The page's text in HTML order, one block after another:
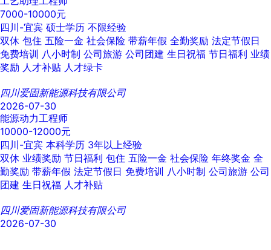
7000-10000元
四川-宜宾 硕士学历 不限经验
双休 包住 五险一金 社会保险 带薪年假 全勤奖励 法定节假日
免费培训 八小时制 公司旅游 公司团建 生日祝福 节日福利 业绩
奖励 人才补贴 人才绿卡
四川爱固新能源科技有限公司
2026-07-30
能源动力工程师
10000-12000元
四川-宜宾 本科学历 3年以上经验
双休 业绩奖励 节日福利 包住 五险一金 社会保险 年终奖金 全
勤奖励 带薪年假 法定节假日 免费培训 八小时制 公司旅游 公司
团建 生日祝福 人才补贴
四川爱固新能源科技有限公司
2026-07-30